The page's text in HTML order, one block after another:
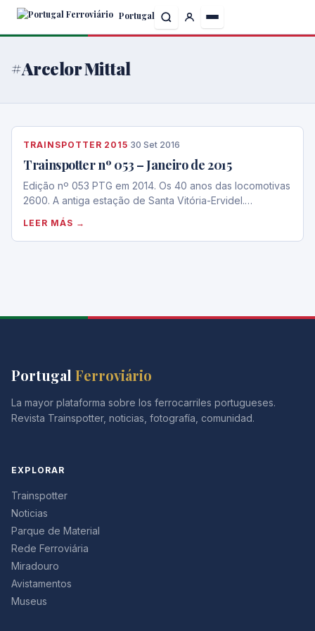
Skip
content
Portugal
#Arcelor Mittal
TRAINSPOTTER 2015·30 Set 2016
Trainspotter nº 053 – Janeiro de 2015
Edição nº 053 PTG em 2014. Os 40 anos das locomotivas
2600. A antiga estação de Santa Vitória-Ervidel.…
LEER MÁS →
Portugal Ferroviário
La mayor plataforma sobre los ferrocarriles portugueses.
Revista Trainspotter, noticias, fotografía, comunidad.
EXPLORAR
Trainspotter
Noticias
Parque de Material
Rede Ferroviária
Miradouro
Avistamentos
Museus